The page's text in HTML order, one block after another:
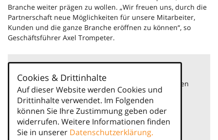
Branche weiter prägen zu wollen. „Wir freuen uns, durch die
Partnerschaft neue Möglichkeiten für unsere Mitarbeiter,
Kunden und die ganze Branche eröffnen zu können“, so
Geschäftsführer Axel Trompeter.
Um externe Video-Inhalte anzuzeigen, benötigen
wir Ihre Einwilligung.
Weitere Informationen finden Sie in unserer
Datenschutzerklärung.
Einmal erlauben Immer erlauben
Cookies & Drittinhalte
Auf dieser Website werden Cookies und
Drittinhalte verwendet. Im Folgenden
können Sie Ihre Zustimmung geben oder
widerrufen. Weitere Informationen finden
Sie in unserer Datenschutzerklärung.